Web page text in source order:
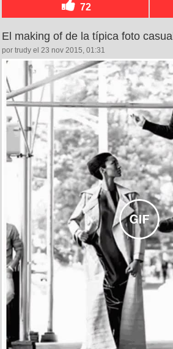
72
El making of de la típica foto casual
por trudy el 23 nov 2015, 01:31